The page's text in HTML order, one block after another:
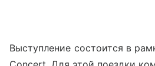
Выступление состоится в